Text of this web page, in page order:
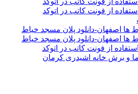
از فونت کاتب در اتوکد
ها اصفهان-دانلود پلان مسجد خیاط
ها اصفهان-دانلود پلان مسجد خیاط
از فونت کاتب در اتوکد
و برش خانه اشیدری کرمان